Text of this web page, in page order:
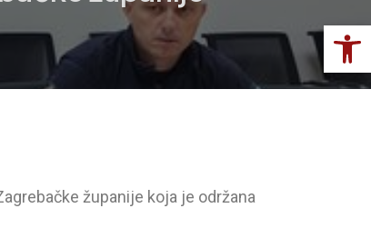
županije koja je održana